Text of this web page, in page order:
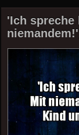
'Ich spreche